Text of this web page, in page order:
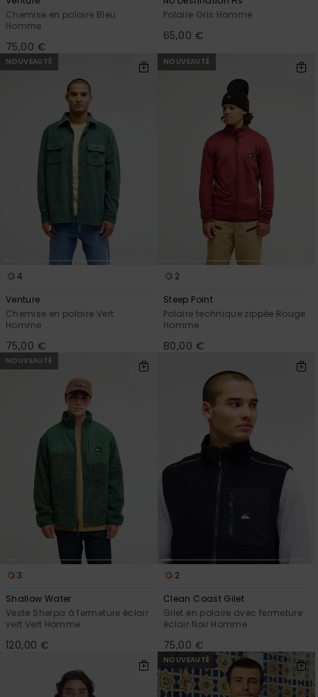
Chemise en polaire Bleu
Homme
75,00 €
Polaire Gris Homme
65,00 €
NOUVEAUTÉ
4
Venture
Chemise en polaire Vert
Homme
75,00 €
NOUVEAUTÉ
2
Steep Point
Polaire technique zippée Rouge
Homme
80,00 €
NOUVEAUTÉ
3
Shallow Water
Veste Sherpa à fermeture éclair
vert Vert Homme
120,00 €
2
Clean Coast Gilet
Gilet en polaire avec fermeture
éclair Noir Homme
75,00 €
NOUVEAUTÉ